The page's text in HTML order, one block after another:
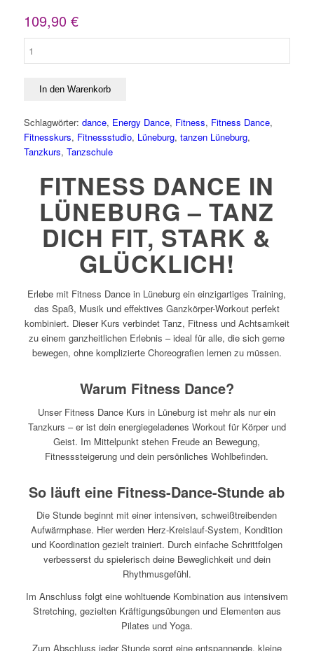
109,90 €
DanceIn den Warenkorb
Schlagwörter: dance, Energy Dance, Fitness, Fitness Dance,
Fitnesskurs, Fitnessstudio, Lüneburg, tanzen Lüneburg,
Tanzkurs, Tanzschule
FITNESS DANCE IN
LÜNEBURG – TANZ
DICH FIT, STARK &
GLÜCKLICH!
Erlebe mit Fitness Dance in Lüneburg ein einzigartiges Training,
das Spaß, Musik und effektives Ganzkörper-Workout perfekt
kombiniert. Dieser Kurs verbindet Tanz, Fitness und Achtsamkeit
zu einem ganzheitlichen Erlebnis – ideal für alle, die sich gerne
bewegen, ohne komplizierte Choreografien lernen zu müssen.
Warum Fitness Dance?
Unser Fitness Dance Kurs in Lüneburg ist mehr als nur ein
Tanzkurs – er ist dein energiegeladenes Workout für Körper und
Geist. Im Mittelpunkt stehen Freude an Bewegung,
Fitnesssteigerung und dein persönliches Wohlbefinden.
So läuft eine Fitness-Dance-Stunde ab
Die Stunde beginnt mit einer intensiven, schweißtreibenden
Aufwärmphase. Hier werden Herz-Kreislauf-System, Kondition
und Koordination gezielt trainiert. Durch einfache Schrittfolgen
verbesserst du spielerisch deine Beweglichkeit und dein
Rhythmusgefühl.
Im Anschluss folgt eine wohltuende Kombination aus intensivem
Stretching, gezielten Kräftigungsübungen und Elementen aus
Pilates und Yoga.
Zum Abschluss jeder Stunde sorgt eine entspannende, kleine